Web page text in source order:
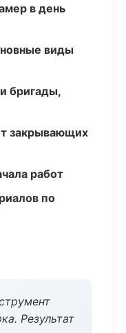
в день
виды
бригады,
закрывающих
работ
по
Результат